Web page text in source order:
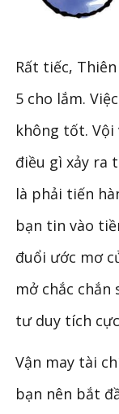
Rất tiếc,
5 cho lắm.
không tốt. Vội
điều gì xảy ra
là phải tiến
bạn tin vào
đuổi ước mơ
mở chắc chắn
tư duy tích
Vận may tài
bạn nên bắt